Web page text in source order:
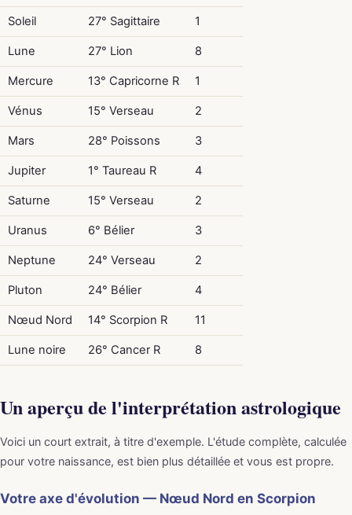
Soleil 27° Sagittaire 1
Lune 27° Lion 8
Mercure 13° Capricorne R 1
Vénus 15° Verseau 2
Mars 28° Poissons 3
Jupiter 1° Taureau R 4
Saturne 15° Verseau 2
Uranus 6° Bélier 3
Neptune 24° Verseau 2
Pluton 24° Bélier 4
Nœud Nord 14° Scorpion R 11
Lune noire 26° Cancer R 8
Un aperçu de l'interprétation astrologique
Voici un court extrait, à titre d'exemple. L'étude complète, calculée
pour votre naissance, est bien plus détaillée et vous est propre.
Votre axe d'évolution — Nœud Nord en Scorpion